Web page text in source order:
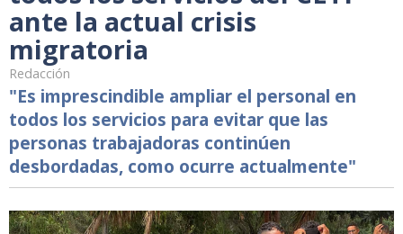
ante la actual crisis
migratoria
Redacción
"Es imprescindible ampliar el personal en
todos los servicios para evitar que las
personas trabajadoras continúen
desbordadas, como ocurre actualmente"